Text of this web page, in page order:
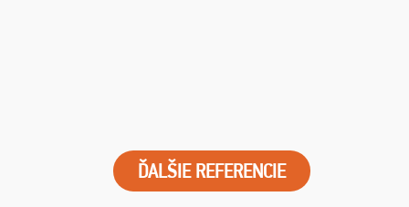
ĎALŠIE REFERENCIE